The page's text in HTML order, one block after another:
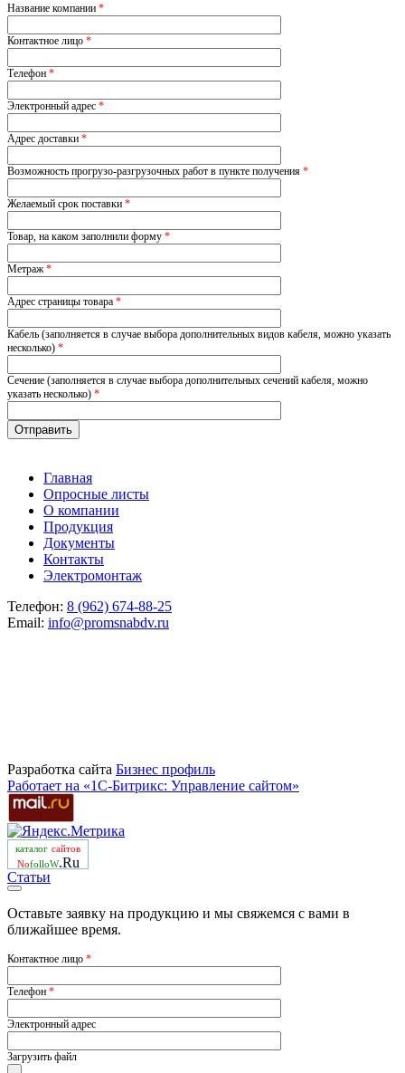
Название компании *
Контактное лицо *
Телефон *
Электронный адрес *
Адрес доставки *
Возможность прогрузо-разгрузочных работ в пункте получения *
Желаемый срок поставки *
Товар, на каком заполнили форму *
Метраж*
Адрес страницы товара *
Кабель (заполняется в случае выбора дополнительных видов кабеля, можно указать
несколько) *
Сечение (заполняется в случае выбора дополнительных сечений кабеля, можно
указать несколько) *
Главная
Опросные листы
О компании
Продукция
Документы
Контакты
Электромонтаж
Телефон: 8 (962) 674-88-25
Email: info@promsnabdv.ru
Разработка сайта Бизнеc профиль
Работает на «1С-Битрикс: Управление сайтом»
каталог сайтов
NofolloW.Ru
Статьи
Оставьте заявку на продукцию и мы свяжемся с вами в
ближайшее время.
Контактное лицо *
Телефон *
Электронный адрес
Загрузить файл